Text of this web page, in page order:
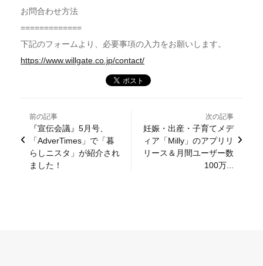
お問合わせ方法
=============
下記のフォームより、必要事項の入力をお願いします。
https://www.willgate.co.jp/contact/
前の記事
『宣伝会議』5月号、
「AdverTimes」で「暮
らしニスタ」が紹介され
ました！
次の記事
妊娠・出産・子育てメデ
ィア「Milly」のアプリリ
リース＆月間ユーザー数
100万...